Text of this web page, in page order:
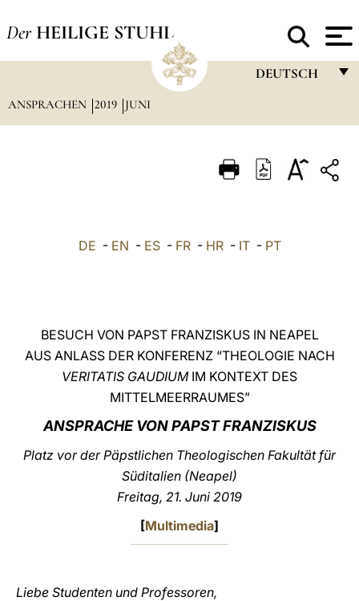
Der HEILIGE STUHL
DEUTSCH
ITALIANO
中文
LATINE
ANSPRACHEN 2019 JUNI
DE - EN - ES- FR- HR- IT- PT
BESUCH VON PAPST FRANZISKUS IN NEAPEL
AUS ANLASS DER KONFERENZ “THEOLOGIE NACH
VERITATIS GAUDIUM IM KONTEXT DES
MITTELMEERRAUMES”
ANSPRACHE VON PAPST FRANZISKUS
Platz vor der Päpstlichen Theologischen Fakultät für
Süditalien (Neapel)
Freitag, 21. Juni 2019
[Multimedia]
Liebe Studenten und Professoren,